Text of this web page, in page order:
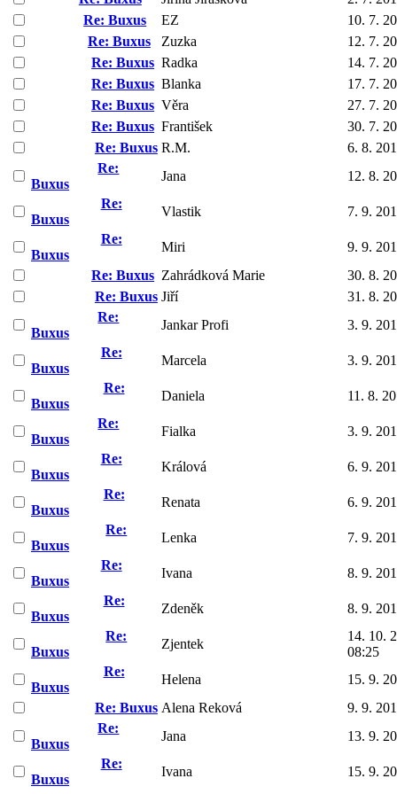
Re: Buxus
EZ
10. 7.
Re: Buxus
Zuzka
12. 7.
Re: Buxus Radka
14. 7.
Re: Buxus Blanka
17. 7.
Re: Buxus Věra
27. 7.
Re: Buxus František
30. 7.
Re: Buxus R.M.
6. 8.
Re:
Buxus
Jana
12. 8.
Re:
Buxus
Vlastik
7. 9.
Re:
Buxus
Miri
9. 9.
Re: Buxus Zahrádková Marie
30. 8.
Re: Buxus Jiří
31. 8.
Re:
Buxus
Jankar Profi
3. 9.
Re:
Buxus
Marcela
3. 9.
Re:
Buxus
Daniela
11. 8.
Re:
Buxus
Fialka
3. 9.
Re:
Buxus
Králová
6. 9.
Re:
Buxus
Renata
6. 9.
Re:
Buxus
Lenka
7. 9.
Re:
Buxus
Ivana
8. 9.
Re:
Buxus
Zdeněk
8. 9.
Re:
Buxus
Zjentek
14. 10.
08:25
Re:
Buxus
Helena
15. 9.
Re: Buxus Alena Reková
9. 9.
Re:
Buxus
Jana
13. 9.
Re:
Buxus
Ivana
15. 9.